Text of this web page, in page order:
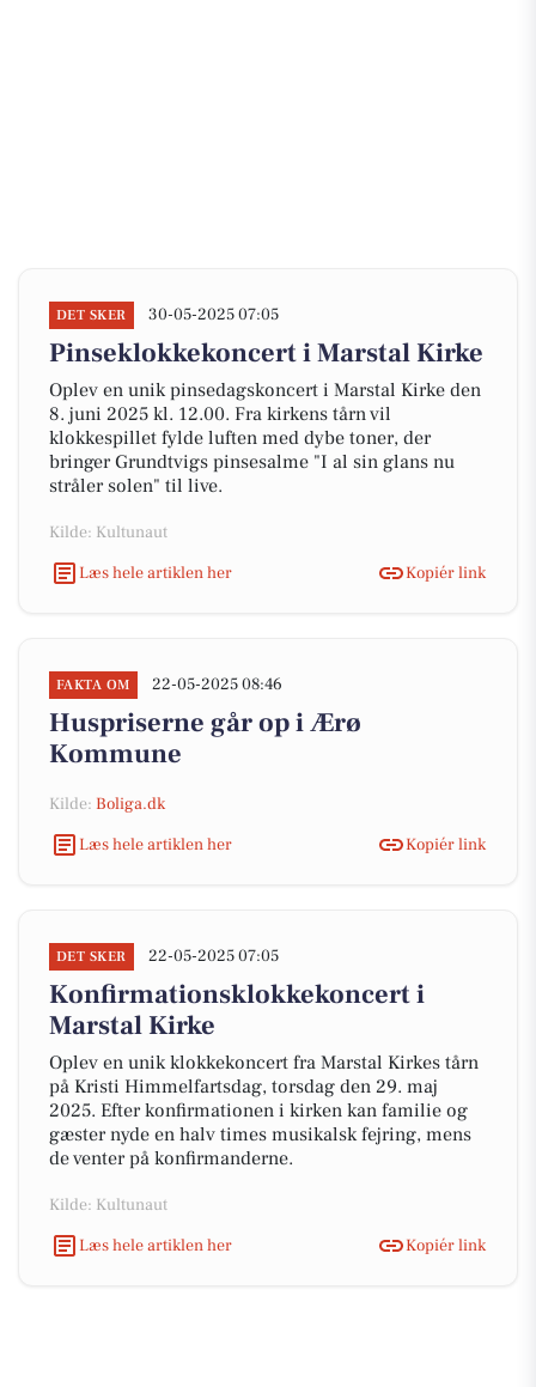
DET SKER 30-05-2025 07:05
Pinseklokkekoncert i Marstal Kirke
Oplev en unik pinsedagskoncert i Marstal Kirke den
8. juni 2025 kl. 12.00. Fra kirkens tårn vil
klokkespillet fylde luften med dybe toner, der
bringer Grundtvigs pinsesalme "I al sin glans nu
stråler solen" til live.
Kilde: Kultunaut
Læs hele artiklen her
Kopiér link
FAKTA OM 22-05-2025 08:46
Huspriserne går op i Ærø
Kommune
Kilde: Boliga.dk
Læs hele artiklen her
Kopiér link
DET SKER 22-05-2025 07:05
Konfirmationsklokkekoncert i
Marstal Kirke
Oplev en unik klokkekoncert fra Marstal Kirkes tårn
på Kristi Himmelfartsdag, torsdag den 29. maj
2025. Efter konfirmationen i kirken kan familie og
gæster nyde en halv times musikalsk fejring, mens
de venter på konfirmanderne.
Kilde: Kultunaut
Læs hele artiklen her
Kopiér link